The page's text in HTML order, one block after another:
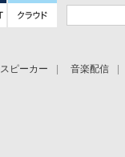
スピーカー
音楽配信